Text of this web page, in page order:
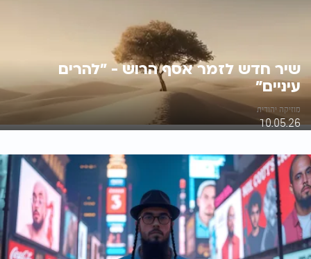
שיר חדש לזמר אסף הרוש - "להרים
עיניים"
מוזיקה יהודית
10.05.26